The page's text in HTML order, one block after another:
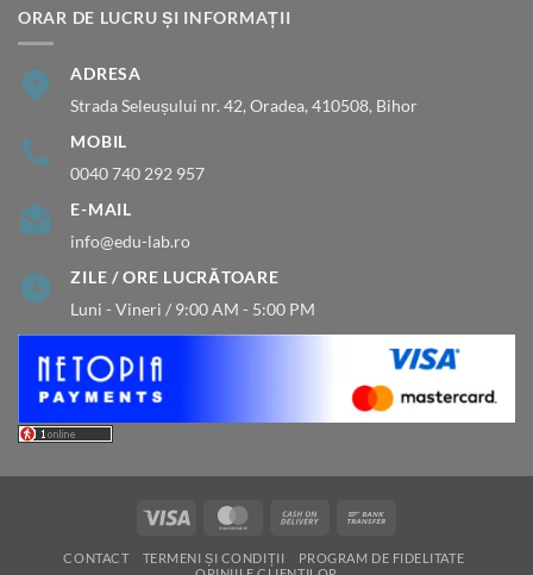
ORAR DE LUCRU ȘI INFORMAȚII
ADRESA
Strada Seleușului nr. 42, Oradea, 410508, Bihor
MOBIL
0040 740 292 957
E-MAIL
info@edu-lab.ro
ZILE / ORE LUCRĂTOARE
Luni - Vineri / 9:00 AM - 5:00 PM
Visa MasterCardCash
Delivery
CONTACT TERMENI ȘI CONDIȚII
PROGRAM DE FIDELITATE